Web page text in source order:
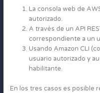
La consola web de
autorizado.
A través de un API
correspondiente a un
Usando Amazon CLI
usuario autorizado y
habilitante.
En los tres casos es posible